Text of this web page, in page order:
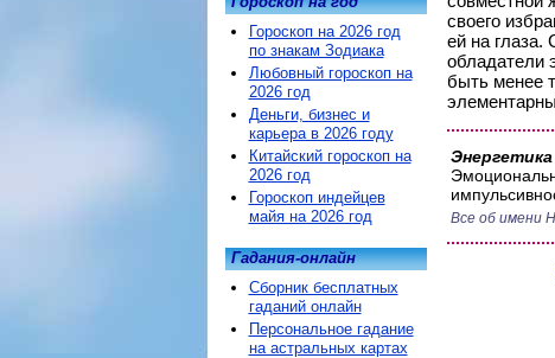
своего
ей на глаза.
обладатели
быть менее
Все об имени
Гороскоп на 2026 год
по знакам Зодиака
Любовный гороскоп на
2026 год
Деньги, бизнес и
карьера в 2026 году
Китайский гороскоп на
2026 год
Гороскоп индейцев
майя на 2026 год
Гадания-онлайн
Сборник бесплатных
гаданий онлайн
Персональное гадание
на астральных картах